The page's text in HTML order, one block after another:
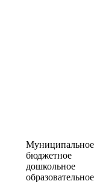
Муниципальное
бюджетное
дошкольное
образовательное